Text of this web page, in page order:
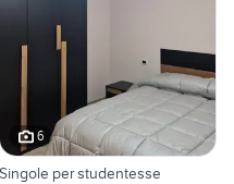
6
Singole per studentesse